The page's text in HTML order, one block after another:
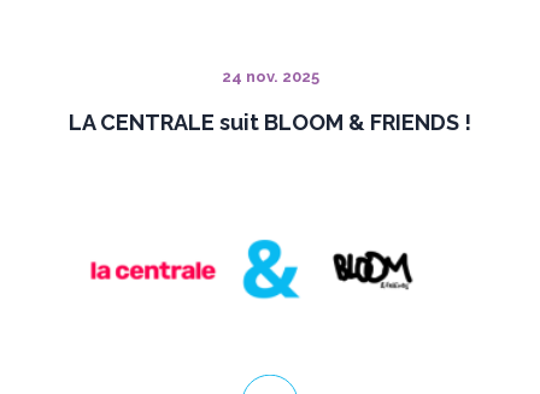
24 nov. 2025
LA CENTRALE suit BLOOM & FRIENDS !